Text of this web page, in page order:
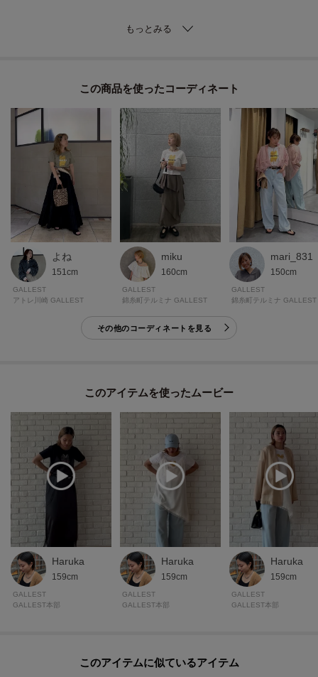
箔プリントの表情が加わることで、ラフさの中に今っぽさが生まれます。
モデル身長：162cm 着用サイズ：38（M）
＊＊＊＊＊＊＊＊＊＊＊＊＊＊＊＊＊＊＊＊＊＊＊＊＊＊＊＊＊
気になるアイテムは【お気に入り登録】がおすすめ！
気になるアイテムのページにある「ハートマーク」をクリックして簡単に追
加できます。
登録すると、再入荷通知やお値下げ情報をメルマガにてお知らせします。
マイページにてお気に入り一覧もチェックできます。
＊＊＊＊＊＊＊＊＊＊＊＊＊＊＊＊＊＊＊＊＊＊＊＊＊＊＊＊＊
この商品を使った
よね
151cm
GALLEST
アトレ川崎 GALLEST
miku
160cm
GALLEST
錦糸町テルミナ GALLEST
mari_831
150cm
GALLEST
錦糸町テルミナ GALLEST
その他のコーディネートを見る
このアイテムを使ったムービー
Haruka
159cm
GALLEST
GALLEST本部
Haruka
159cm
GALLEST
GALLEST本部
Haruka
159cm
GALLEST
GALLEST本部
このアイテムに似ているアイテム